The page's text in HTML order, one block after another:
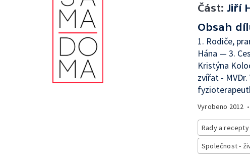
Část: Jiří
Obsah
1. Rodiče,
Hána — 3.
Kristýna
zvířat -
Vyrobeno 2012 •
Rady a recepty
Společnost -